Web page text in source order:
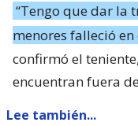
“Tengo que dar la
menores falleció
confirmó el
encuentran fuera
Lee también...